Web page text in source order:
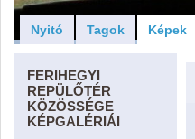
Nyitó Tagok Képek
FERIHEGYI
REPÜLŐTÉR
KÖZÖSSÉGE
KÉPGALÉRIÁI